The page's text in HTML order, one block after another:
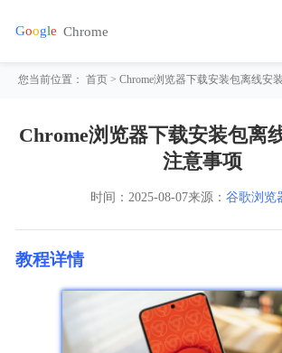
您当前位置：首页 > Chrome浏览器下载安装包离线安
Chrome浏览器下载安装包离
注意事项
时间： 2025-08-07来源： 谷歌浏览
教程详情